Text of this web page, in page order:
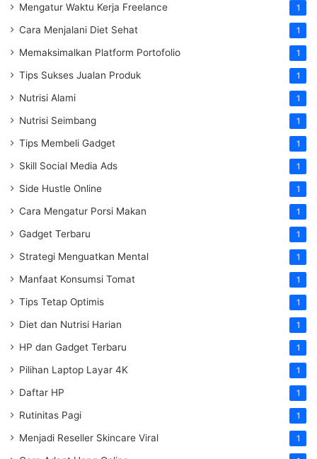
Mengatur Waktu Kerja Freelance 1
Cara Menjalani Diet Sehat 1
Memaksimalkan Platform Portofolio 1
Tips Sukses Jualan Produk 1
Nutrisi Alami 1
Nutrisi Seimbang 1
Tips Membeli Gadget 1
Skill Social Media Ads 1
Side Hustle Online 1
Cara Mengatur Porsi Makan 1
Gadget Terbaru 1
Strategi Menguatkan Mental 1
Manfaat Konsumsi Tomat 1
Tips Tetap Optimis 1
Diet dan Nutrisi Harian 1
HP dan Gadget Terbaru 1
Pilihan Laptop Layar 4K 1
Daftar HP 1
Rutinitas Pagi 1
Menjadi Reseller Skincare Viral 1